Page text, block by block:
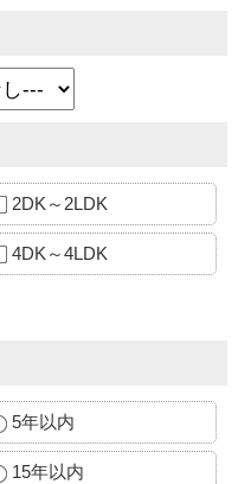
2DK～2LDK
4DK～4LDK
5年以内
15年以内